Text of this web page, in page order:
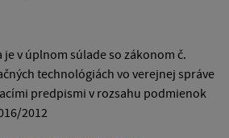
v úplnom súlade so zákonom č.
technológiách vo verejnej správe
predpismi v rozsahu podmienok
2012